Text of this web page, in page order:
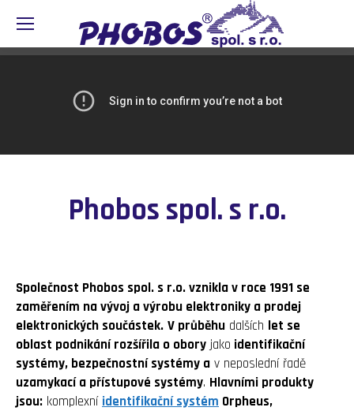
Phobos spol. s r.o.
Společnost Phobos spol. s r.o. vznikla v roce 1991 se
zaměřením na vývoj a výrobu elektroniky a prodej
elektronických součástek. V průběhu dalších let se
oblast podnikání rozšířila o obory jako identifikační
systémy, bezpečnostní systémy a v neposlední řadě
uzamykací a přístupové systémy. Hlavními produkty
jsou: komplexní identifikační systém Orpheus,